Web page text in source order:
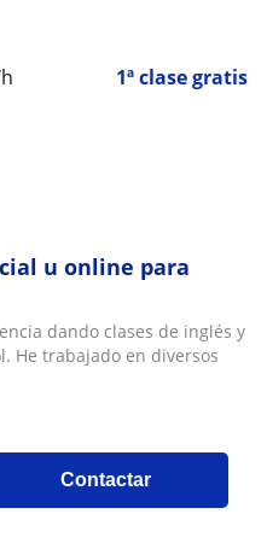
1ª clase gratis
u online para
dando clases de inglés y
He trabajado en diversos
Contactar